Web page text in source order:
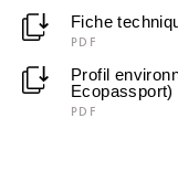
Fiche
PDF
Profil
Ecopassport)
PDF